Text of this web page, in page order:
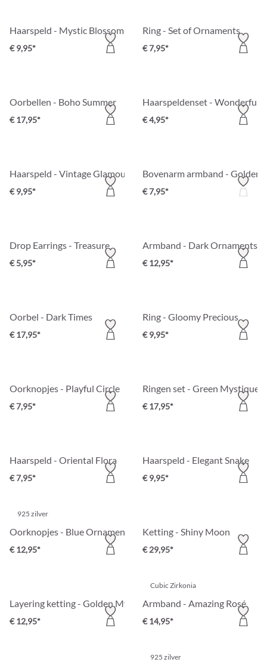
Haarspeld - Mystic Blossom
€ 9,95*
Ring - Set of Ornaments
€ 7,95*
Oorbellen - Boho Summer
€ 17,95*
Haarspeldenset - Wonderful
€ 4,95*
Haarspeld - Vintage Glamour
€ 9,95*
Bovenarm armband - Golden
€ 7,95*
Drop Earrings - Treasure
€ 5,95*
Armband - Dark Ornaments
€ 12,95*
Oorbel - Dark Times
€ 17,95*
Ring - Gloomy Precious
€ 9,95*
Oorknopjes - Playful Circle
€ 7,95*
Ringen set - Green Mystique
€ 17,95*
Haarspeld - Oriental Flora
€ 7,95*
Haarspeld - Elegant Snake
€ 9,95*
925 zilver
Oorknopjes - Blue Ornament
€ 12,95*
Ketting - Shiny Moon
€ 29,95*
Layering ketting - Golden Mystic
€ 12,95*
Cubic Zirkonia
Armband - Amazing Rosé
€ 14,95*
925 zilver